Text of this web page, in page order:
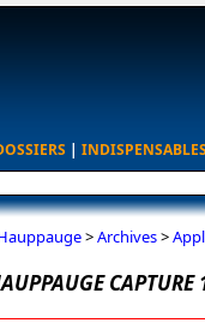
| INDISPENSABLES
>Archives>
CAPTURE